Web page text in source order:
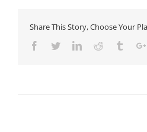
Share This Story, Choose Your
Facebook
TwitterLinkedinReddit Tumblr